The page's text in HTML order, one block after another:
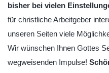
bisher bei vielen
für christliche Arbeitgeber
unseren Seiten viele
Wir wünschen Ihnen Gottes
wegweisenden Impulse!